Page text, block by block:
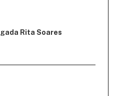
Rita Soares